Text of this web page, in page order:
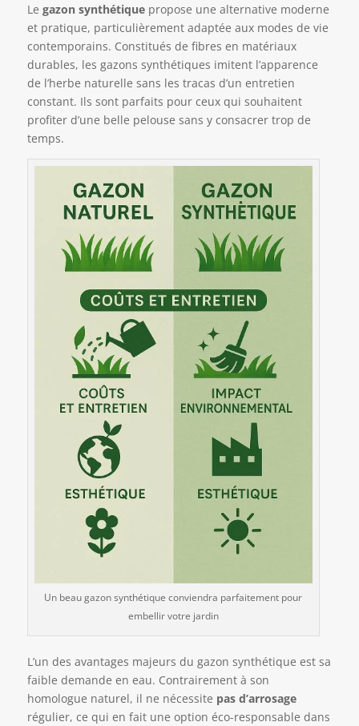
Le gazon synthétiquepropose une alternative moderne
et pratique, particulièrement adaptée aux modes de vie
contemporains. Constitués de fibres en matériaux
durables, les gazons synthétiques imitent l’apparence
de l’herbe naturelle sans les tracas d’un entretien
constant. Ils sont parfaits pour ceux qui souhaitent
profiter d’une belle pelouse sans y consacrer trop de
temps.
Un beau gazon synthétique conviendra parfaitement pour
embellir votre jardin
L’un des avantages majeurs du gazon synthétique est sa
faible demande en eau. Contrairement à son
homologue naturel, il ne nécessite pas d’arrosage
régulier, ce qui en fait une option éco-responsable dans